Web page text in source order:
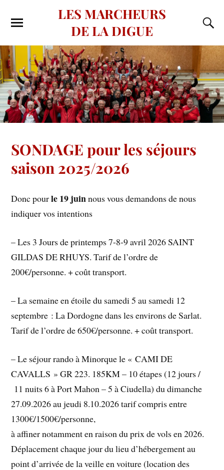
LES MARCHEURS
DE LA DIGUE
SONDAGE pour les séjours
saison 2025/2026
Donc pourle 19 juinnous vous demandons de nous
indiquer vos intentions
– Les 3 Jours de printemps 7-8-9 avril 2026 SAINT
GILDAS DE RHUYS. Tarif de l’ordre de
200€/personne. + coût transport.
– La semaine en étoile du samedi 5 au samedi 12
septembre : La Dordogne dans les environs de Sarlat.
Tarif de l’ordre de 650€/personne. + coût transport.
– Le séjour rando à Minorque le « CAMI DE
CAVALLS » GR 223. 185KM – 10 étapes (12 jours /
11 nuits 6 à Port Mahon – 5 à Ciudella) du dimanche
27.09.2026 au jeudi 8.10.2026 tarif compris entre
1300€/1500€/personne,
à affiner notamment en raison du prix de vols en 2026.
Déplacement chaque jour du lieu d’hébergement au
point d’arrivée de la veille en voiture (location des